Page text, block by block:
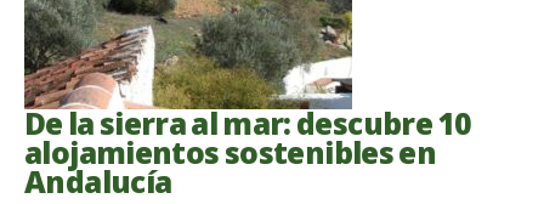
De la sierra al mar: descubre 10
alojamientos sostenibles en
Andalucía